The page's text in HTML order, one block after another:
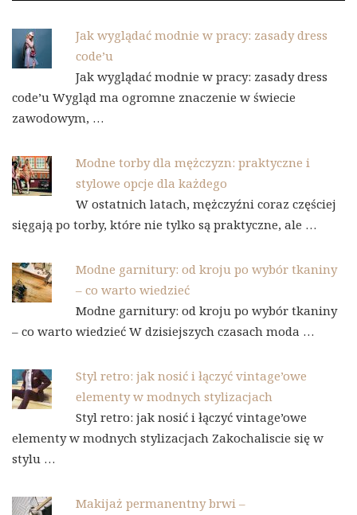
Jak wyglądać modnie w pracy: zasady dress
code’u
Jak wyglądać modnie w pracy: zasady dress
code’u Wygląd ma ogromne znaczenie w świecie
zawodowym, …
Modne torby dla mężczyzn: praktyczne i
stylowe opcje dla każdego
W ostatnich latach, mężczyźni coraz częściej
sięgają po torby, które nie tylko są praktyczne, ale …
Modne garnitury: od kroju po wybór tkaniny
– co warto wiedzieć
Modne garnitury: od kroju po wybór tkaniny
– co warto wiedzieć W dzisiejszych czasach moda …
Styl retro: jak nosić i łączyć vintage’owe
elementy w modnych stylizacjach
Styl retro: jak nosić i łączyć vintage’owe
elementy w modnych stylizacjach Zakochaliscie się w
stylu …
Makijaż permanentny brwi –